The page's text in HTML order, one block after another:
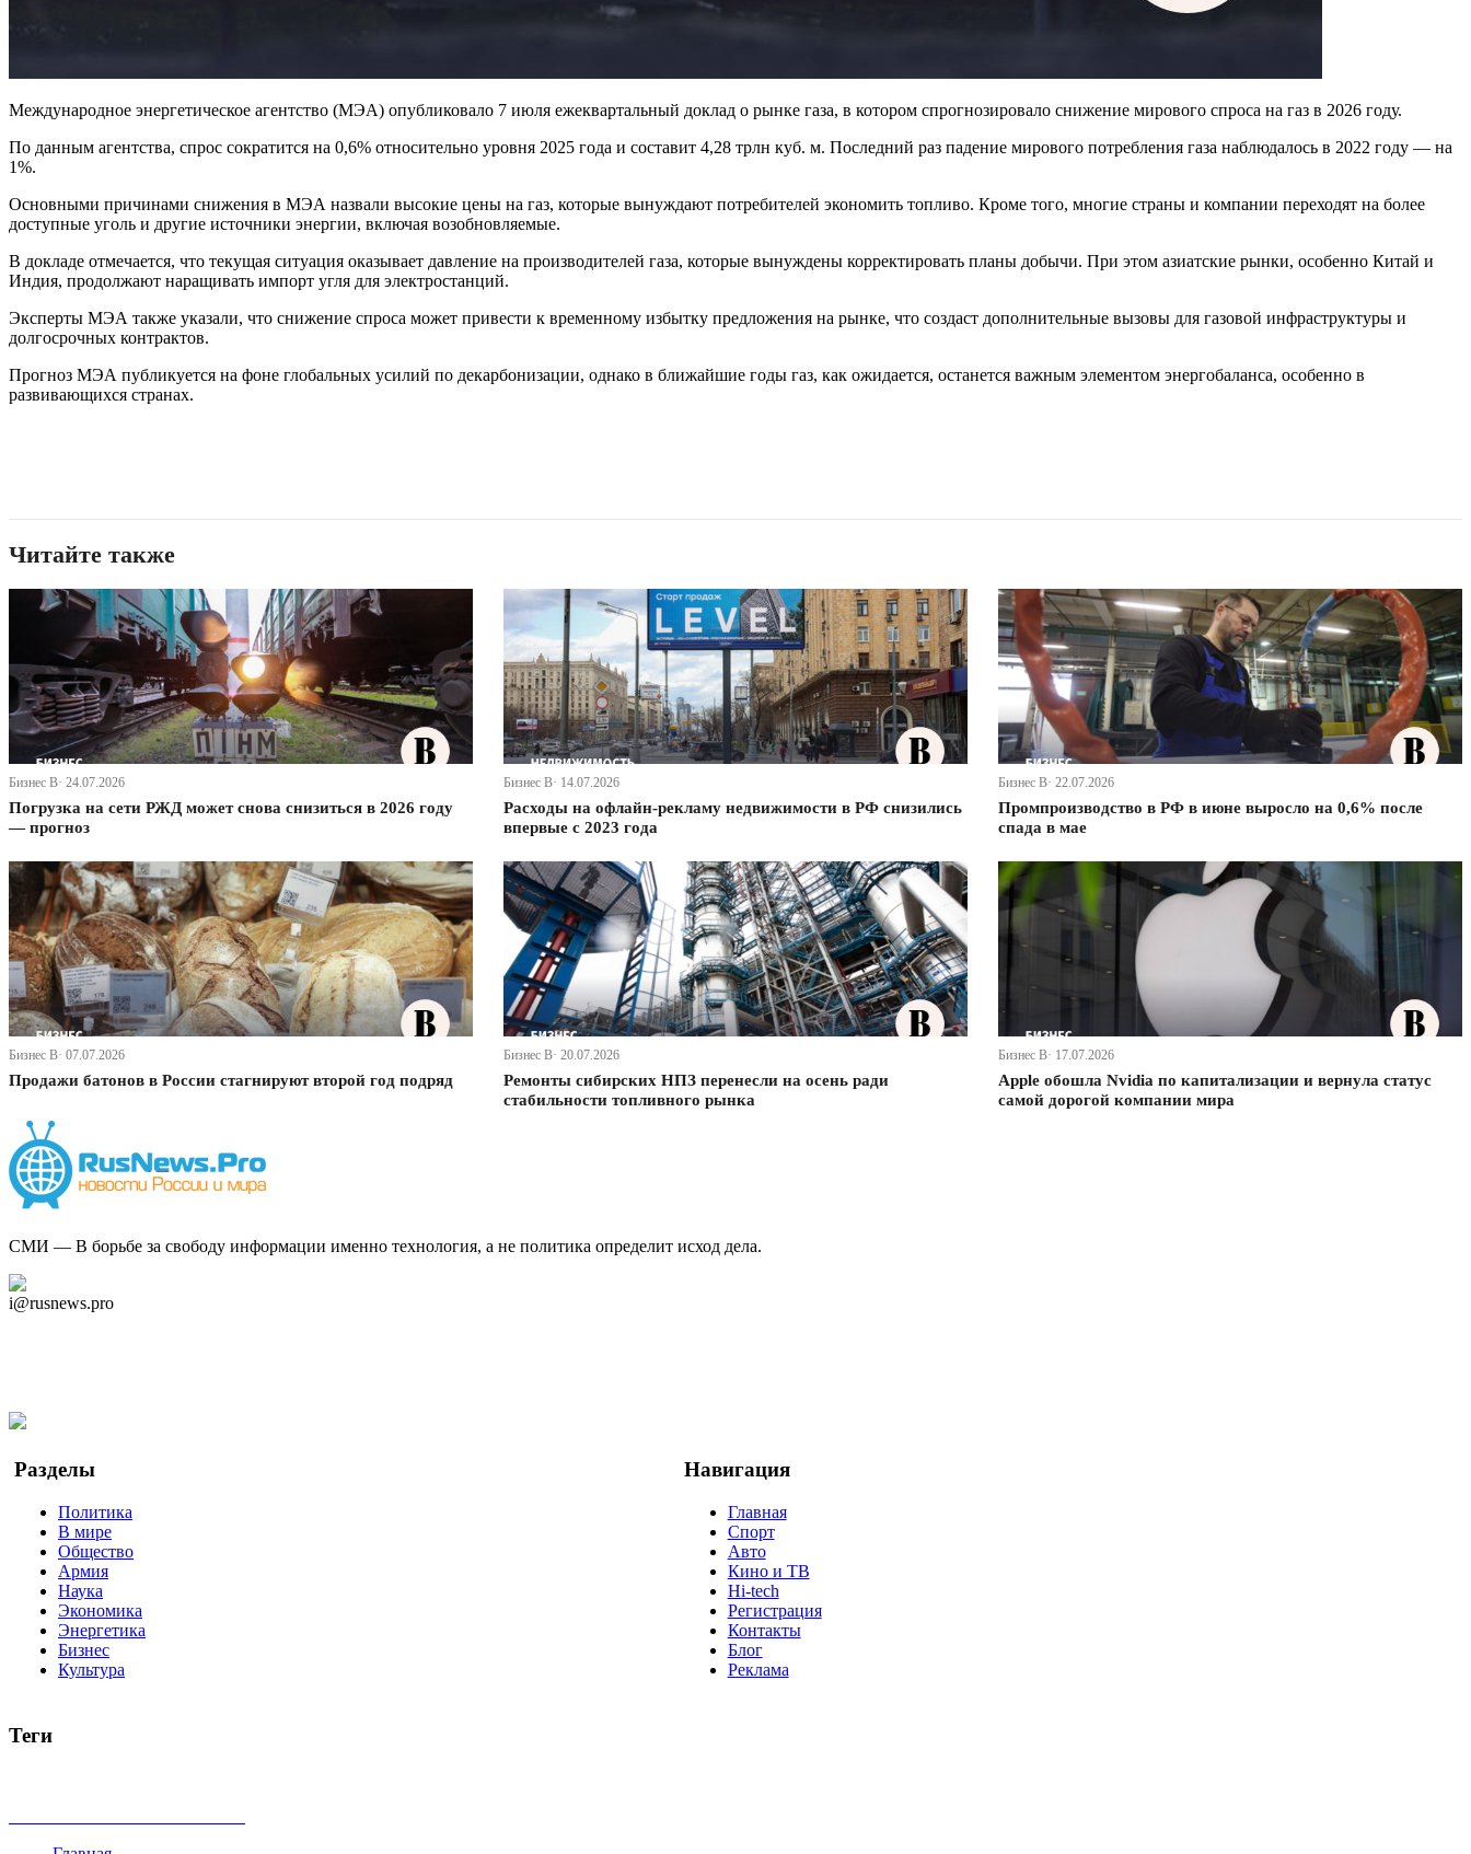
Международное энергетическое агентство (МЭА) опубликовало 7 июля ежеквартальный доклад о рынке газа, в котором спрогнозировало снижение мирового спроса на газ в 2026 году.
По данным агентства, спрос сократится на 0,6% относительно уровня 2025 года и составит 4,28 трлн куб. м. Последний раз падение мирового потребления газа наблюдалось в 2022 году — на
1%.
Основными причинами снижения в МЭА назвали высокие цены на газ, которые вынуждают потребителей экономить топливо. Кроме того, многие страны и компании переходят на более
доступные уголь и другие источники энергии, включая возобновляемые.
В докладе отмечается, что текущая ситуация оказывает давление на производителей газа, которые вынуждены корректировать планы добычи. При этом азиатские рынки, особенно Китай и
Индия, продолжают наращивать импорт угля для электростанций.
Эксперты МЭА также указали, что снижение спроса может привести к временному избытку предложения на рынке, что создаст дополнительные вызовы для газовой инфраструктуры и
долгосрочных контрактов.
Прогноз МЭА публикуется на фоне глобальных усилий по декарбонизации, однако в ближайшие годы газ, как ожидается, останется важным элементом энергобаланса, особенно в
развивающихся странах.
Читайте также
Бизнес В· 24.07.2026
Погрузка на сети РЖД может снова снизиться в 2026 году
— прогноз
Бизнес В· 14.07.2026
Расходы на офлайн-рекламу недвижимости в РФ снизились
впервые с 2023 года
Бизнес В· 22.07.2026
Промпроизводство в РФ в июне выросло на 0,6% после
спада в мае
Бизнес В· 07.07.2026
Продажи батонов в России стагнируют второй год подряд
Бизнес В· 20.07.2026
Ремонты сибирских НПЗ перенесли на осень ради
стабильности топливного рынка
Бизнес В· 17.07.2026
Apple обошла Nvidia по капитализации и вернула статус
самой дорогой компании мира
СМИ — В борьбе за свободу информации именно технология, а не политика определит исход дела.
i@rusnews.pro
Разделы
Политика
В мире
Общество
Армия
Наука
Экономика
Энергетика
Бизнес
Культура
Навигация
Главная
Спорт
Авто
Кино и ТВ
Hi-tech
Регистрация
Контакты
Блог
Реклама
Теги